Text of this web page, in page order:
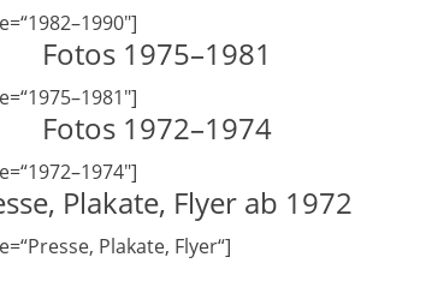
Fotos 1975–1981
Fotos 1972–1974
Plakate, Flyer ab 1972
Plakate, Flyer“]